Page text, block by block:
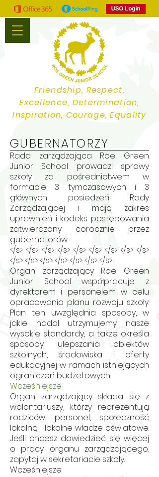
Friendship, Respect,
Excellence, Determination,
Inspiration, Courage, Equality
GUBERNATORZY
Rada zarządzająca Roe Green
Junior School prowadzi sprawy
szkoły za pośrednictwem
w
formacie 3 tymczasowych i 3
głównych
posiedzeń Rady
Zarządzającej i mają
zakres
uprawnień i kodeks postępowania
zatwierdzany corocznie przez
gubernatorów.
</s> </s> </s> </s> </s> </s> </s> </s> </s>
</s> </s> </s> </s> </s> </s> </s>
Organ zarządzający Roe Green
Junior School współpracuje z
dyrektorem i personelem w celu
opracowania planu rozwoju szkoły.
Plan ten uwzględnia sposoby, w
jakie nadal utrzymujemy nasze
wysokie standardy, a także określa
sposoby ulepszania obiektów
szkolnych, środowiska i oferty
edukacyjnej w ramach istniejących
ograniczeń budżetowych.
Wcześniejsze
Organ zarządzający składa się z
wolontariuszy, którzy reprezentują
rodziców, personel, społeczność
lokalną i lokalne władze oświatowe.
Jeśli chcesz dowiedzieć się więcej
o pracy organu zarządzającego,
zapytaj w sekretariacie szkoły.
Wcześniejsze